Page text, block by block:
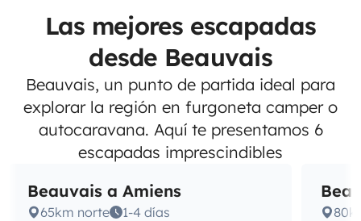
Las mejores escapadas
desde Beauvais
Beauvais, un punto de partida ideal para
explorar la región en furgoneta camper o
autocaravana. Aquí te presentamos 6
escapadas imprescindibles
Beauvais a Amiens
65km norte
1-4 días